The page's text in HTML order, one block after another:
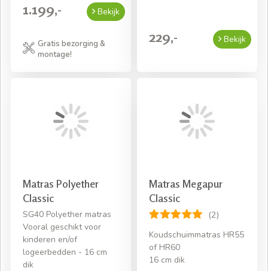
1.199,- Bekijk
Gratis bezorging &
montage!
229,- Bekijk
Matras Polyether
Classic
SG40 Polyether matras
Vooral geschikt voor
kinderen en/of
logeerbedden - 16 cm
dik
Matras Megapur
Classic
(2)
Koudschuimmatras HR55
of HR60
16 cm dik